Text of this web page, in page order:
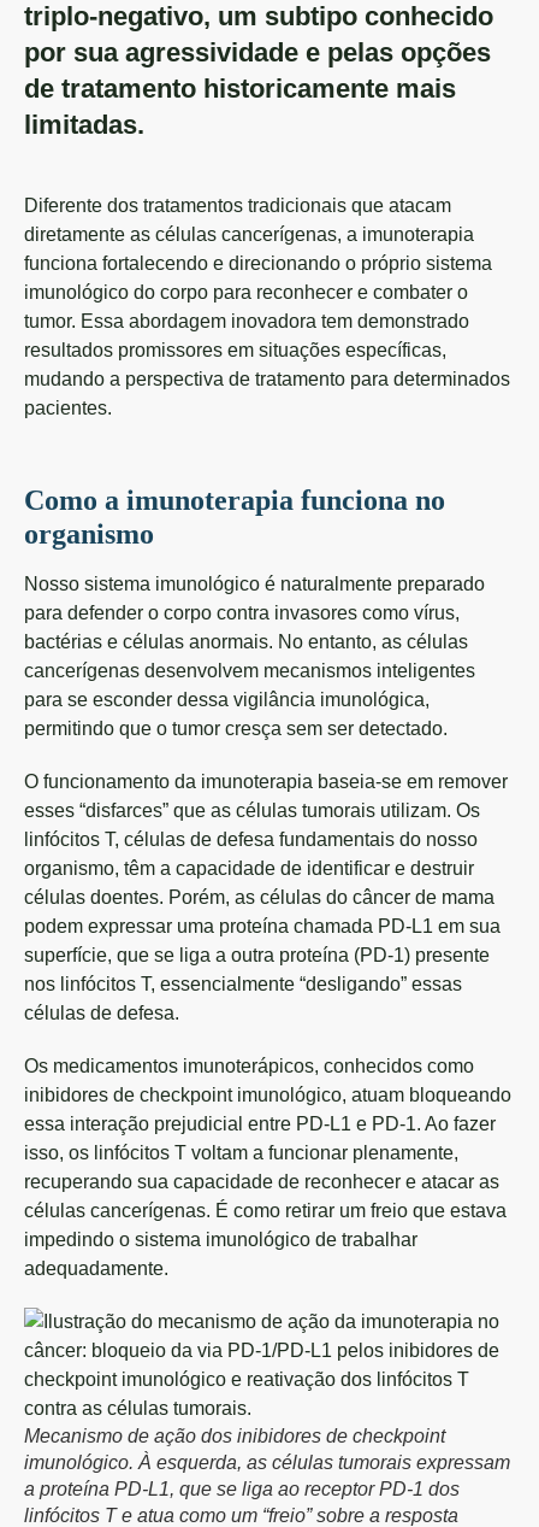
triplo-negativo, um subtipo conhecido
por sua agressividade e pelas opções
de tratamento historicamente mais
limitadas.
Diferente dos tratamentos tradicionais que atacam
diretamente as células cancerígenas, a imunoterapia
funciona fortalecendo e direcionando o próprio sistema
imunológico do corpo para reconhecer e combater o
tumor. Essa abordagem inovadora tem demonstrado
resultados promissores em situações específicas,
mudando a perspectiva de tratamento para determinados
pacientes.
Como a imunoterapia funciona no
organismo
Nosso sistema imunológico é naturalmente preparado
para defender o corpo contra invasores como vírus,
bactérias e células anormais. No entanto, as células
cancerígenas desenvolvem mecanismos inteligentes
para se esconder dessa vigilância imunológica,
permitindo que o tumor cresça sem ser detectado.
O funcionamento da imunoterapia baseia-se em remover
esses “disfarces” que as células tumorais utilizam. Os
linfócitos T, células de defesa fundamentais do nosso
organismo, têm a capacidade de identificar e destruir
células doentes. Porém, as células do câncer de mama
podem expressar uma proteína chamada PD-L1 em sua
superfície, que se liga a outra proteína (PD-1) presente
nos linfócitos T, essencialmente “desligando” essas
células de defesa.
Os medicamentos imunoterápicos, conhecidos como
inibidores de checkpoint imunológico, atuam bloqueando
essa interação prejudicial entre PD-L1 e PD-1. Ao fazer
isso, os linfócitos T voltam a funcionar plenamente,
recuperando sua capacidade de reconhecer e atacar as
células cancerígenas. É como retirar um freio que estava
impedindo o sistema imunológico de trabalhar
adequadamente.
Mecanismo de ação dos inibidores de checkpoint
imunológico. À esquerda, as células tumorais expressam
a proteína PD-L1, que se liga ao receptor PD-1 dos
linfócitos T e atua como um “freio” sobre a resposta